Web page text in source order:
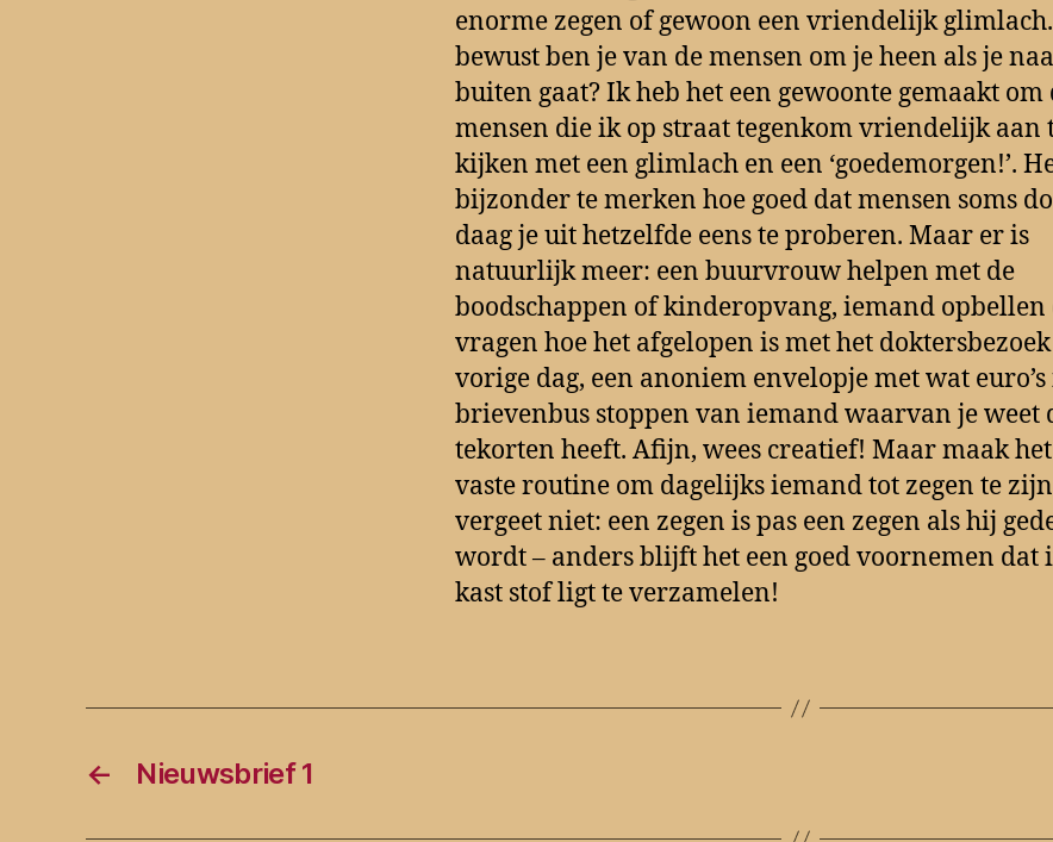
enorme zegen of gewoon een vriendelijk
bewust ben je van de mensen om je heen als je
buiten gaat? Ik heb het een gewoonte gemaakt om
mensen die ik op straat tegenkom vriendelijk aan
kijken met een glimlach en een ‘goedemorgen!’.
bijzonder te merken hoe goed dat mensen soms
daag je uit hetzelfde eens te proberen. Maar er is
natuurlijk meer: een buurvrouw helpen met de
boodschappen of kinderopvang, iemand opbellen
vragen hoe het afgelopen is met het
vorige dag, een anoniem envelopje met wat
brievenbus stoppen van iemand waarvan je weet
tekorten heeft. Afijn, wees creatief! Maar maak
vaste routine om dagelijks iemand tot zegen te
vergeet niet: een zegen is pas een zegen als hij
wordt – anders blijft het een goed voornemen dat
kast stof ligt te verzamelen!
← Nieuwsbrief 1